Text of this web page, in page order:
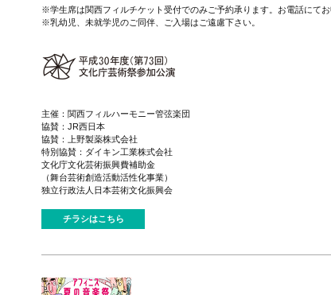
※学生席は関西フィルチケット受付でのみご予約承ります。お電話にてお
※乳幼児、未就学児のご同伴、ご入場はご遠慮下さい。
主催：関西フィルハーモニー管弦楽団
協賛：JR西日本
協賛：上野製薬株式会社
特別協賛：ダイキン工業株式会社
文化庁文化芸術振興費補助金
（舞台芸術創造活動活性化事業）
独立行政法人日本芸術文化振興会
チラシはこちら